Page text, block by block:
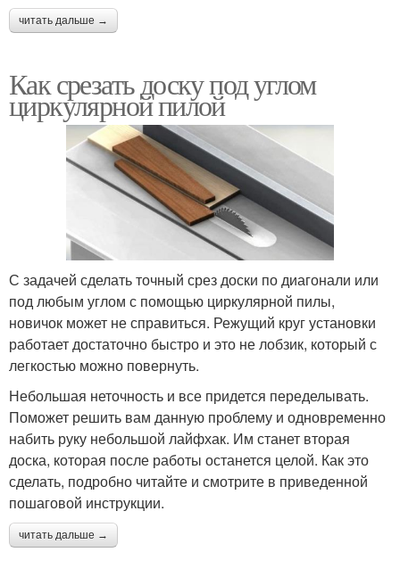
читать дальше →
Как срезать доску под углом
циркулярной пилой
С задачей сделать точный срез доски по диагонали или
под любым углом с помощью циркулярной пилы,
новичок может не справиться. Режущий круг установки
работает достаточно быстро и это не лобзик, который с
легкостью можно повернуть.
Небольшая неточность и все придется переделывать.
Поможет решить вам данную проблему и одновременно
набить руку небольшой лайфхак. Им станет вторая
доска, которая после работы останется целой. Как это
сделать, подробно читайте и смотрите в приведенной
пошаговой инструкции.
читать дальше →